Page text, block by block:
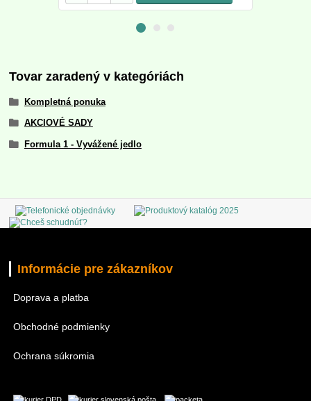
Tovar zaradený v kategóriách
Kompletná ponuka
AKCIOVÉ SADY
Formula 1 - Vyvážené jedlo
Informácie pre zákazníkov
Doprava a platba
Obchodné podmienky
Ochrana súkromia